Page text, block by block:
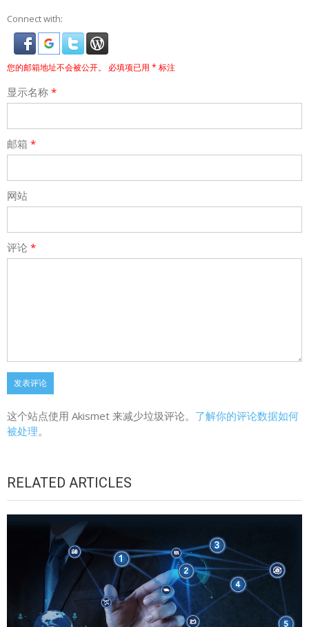
Connect with:
您的邮箱地址不会被公开。 必填项已用 * 标注
显示名称 *
邮箱 *
网站
评论 *
这个站点使用 Akismet 来减少垃圾评论。 了解你的评论数据如何
被处理。
RELATED ARTICLES